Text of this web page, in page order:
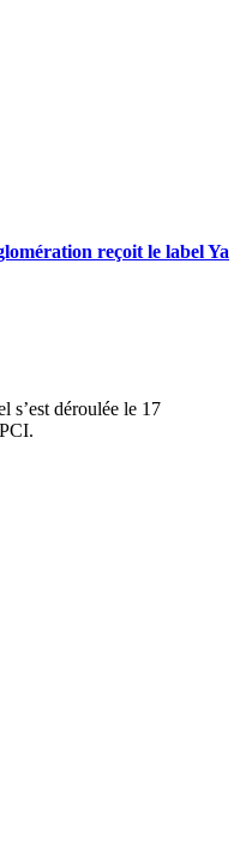
reçoit le label Ya
s’est déroulée le 17